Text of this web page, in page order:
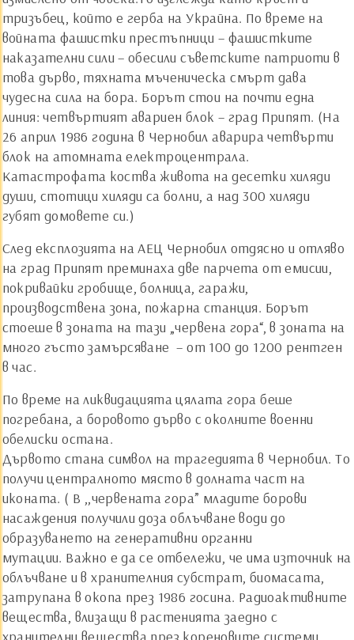
тризъбец, който е герба на Украйна. По време на
войната фашистки престъпници – фашистките
наказателни сили – обесили съветските патриоти в
това дърво, тяхната мъченическа смърт дава
чудесна сила на бора. Борът стои на почти една
линия: четвъртият авариен блок – град Припят. (На
26 април 1986 година в Чернобил аварира четвърти
блок на атомната електроцентрала.
Катастрофата коства живота на десетки хиляди
души, стотици хиляди са болни, а над 300 хиляди
губят домовете си.)
След експлозията на АЕЦ Чернобил отдясно и отляво
на град Припят преминаха две парчета от емисии,
покривайки гробище, болница, гаражи,
производствена зона, пожарна станция. Борът
стоеше в зоната на тази „червена гора“, в зоната на
много гъсто замърсяване – от 100 до 1200 рентген
в час.
По време на ликвидацията цялата гора беше
погребана, а боровото дърво с околните военни
обелиски остана.
Дървото стана символ на трагедията в Чернобил. То
получи централното място в долната част на
иконата. ( В ,,червената гора” младите борови
насаждения получили доза облъчване води до
образуването на генеративни органни
мутации. Важно е да се отбележи, че има източник на
облъчване и в хранителния субстрат, биомасата,
затрупана в окопа през 1986 госина. Радиоактивните
вещества, влизащи в растенията заедно с